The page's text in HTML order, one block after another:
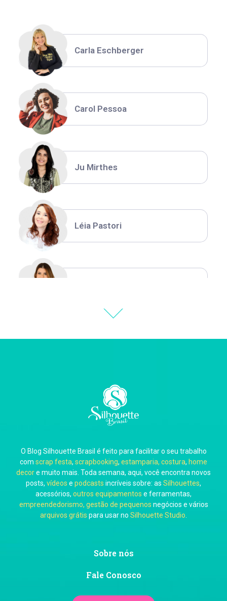
Carla Eschberger
Carol Pessoa
Ju Mirthes
Léia Pastori
Thiara Ney
Carla Eschberger
Carol Pessoa
Ju Mirthes
O Blog Silhouette Brasil é feito para facilitar o seu trabalho
com scrap festa, scrapbooking, estamparia, costura, home
decore muito mais. Toda semana, aqui, você encontra novos
posts, vídeos e podcasts incríveis sobre: as Silhouettes,
acessórios, outros equipamentos e ferramentas,
empreendedorismo, gestão de pequenos negócios e vários
arquivos grátis para usar no Silhouette Studio.
Sobre nós
Fale Conosco